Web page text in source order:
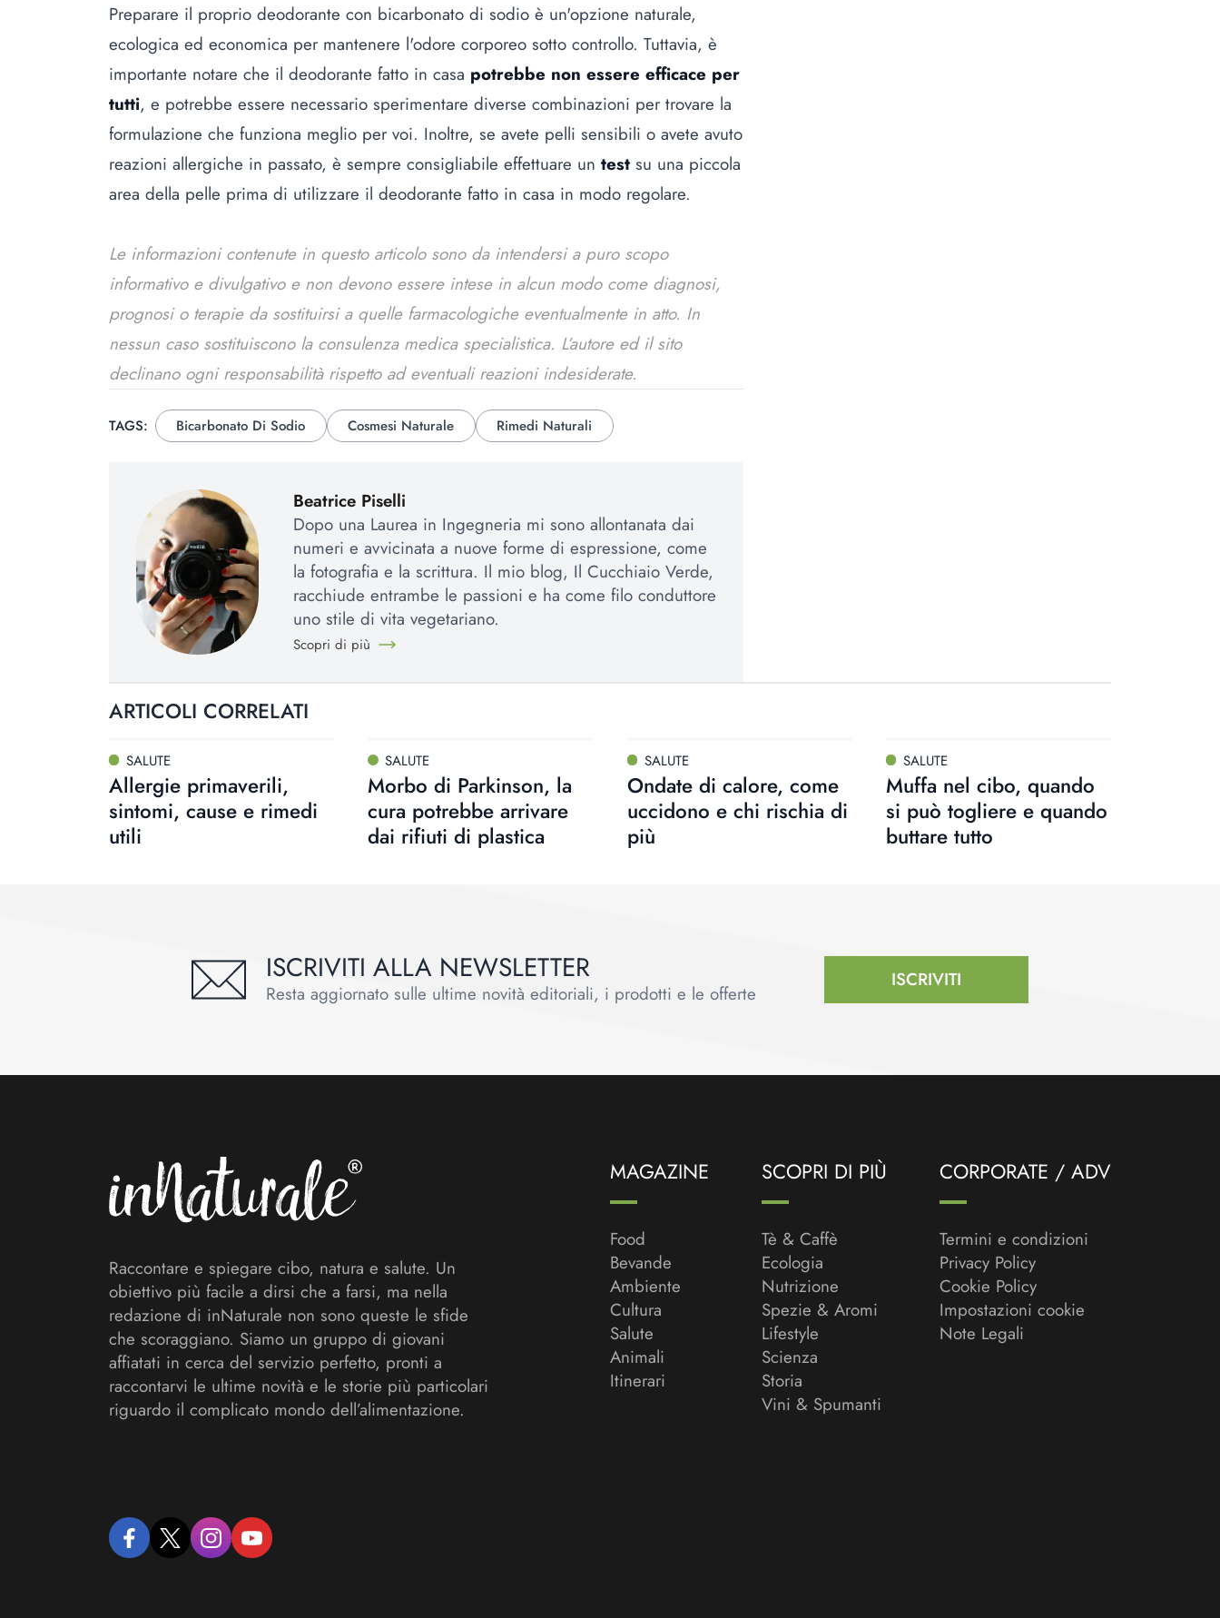
Preparare il proprio deodorante con bicarbonato di sodio è un'opzione naturale,
ecologica ed economica per mantenere l'odore corporeo sotto controllo. Tuttavia, è
importante notare che il deodorante fatto in casa potrebbe non essere efficace per
tutti, e potrebbe essere necessario sperimentare diverse combinazioni per trovare la
formulazione che funziona meglio per voi. Inoltre, se avete pelli sensibili o avete avuto
reazioni allergiche in passato, è sempre consigliabile effettuare un test su una piccola
area della pelle prima di utilizzare il deodorante fatto in casa in modo regolare.
Le informazioni contenute in questo articolo sono da intendersi a puro scopo
informativo e divulgativo e non devono essere intese in alcun modo come diagnosi,
prognosi o terapie da sostituirsi a quelle farmacologiche eventualmente in atto. In
nessun caso sostituiscono la consulenza medica specialistica. L’autore ed il sito
declinano ogni responsabilità rispetto ad eventuali reazioni indesiderate.
TAGS: Bicarbonato Di Sodio Cosmesi Naturale Rimedi Naturali
Beatrice Piselli
Dopo una Laurea in Ingegneria mi sono allontanata dai
numeri e avvicinata a nuove forme di espressione, come
la fotografia e la scrittura. Il mio blog, Il Cucchiaio Verde,
racchiude entrambe le passioni e ha come filo conduttore
uno stile di vita vegetariano.
Scopri di più
ARTICOLI CORRELATI
SALUTE
Allergie primaverili,
sintomi, cause e rimedi
utili
SALUTE
Morbo di Parkinson, la
cura potrebbe arrivare
dai rifiuti di plastica
SALUTE
Ondate di calore, come
uccidono e chi rischia di
più
SALUTE
Muffa nel cibo, quando
si può togliere e quando
buttare tutto
ISCRIVITI ALLA NEWSLETTER
Resta aggiornato sulle ultime novità editoriali, i prodotti e le offerte
ISCRIVITI
Raccontare e spiegare cibo, natura e salute. Un
obiettivo più facile a dirsi che a farsi, ma nella
redazione di inNaturale non sono queste le sfide
che scoraggiano. Siamo un gruppo di giovani
affiatati in cerca del servizio perfetto, pronti a
raccontarvi le ultime novità e le storie più particolari
riguardo il complicato mondo dell’alimentazione.
facebooktwitter instagramyoutube
MAGAZINE
Food
Bevande
Ambiente
Cultura
Salute
Animali
Itinerari
SCOPRI DI PIÙ
Tè & Caffè
Ecologia
Nutrizione
Spezie & Aromi
Lifestyle
Scienza
Storia
Vini & Spumanti
CORPORATE / ADV
Termini e condizioni
Privacy Policy
Cookie Policy
Impostazioni cookie
Note Legali